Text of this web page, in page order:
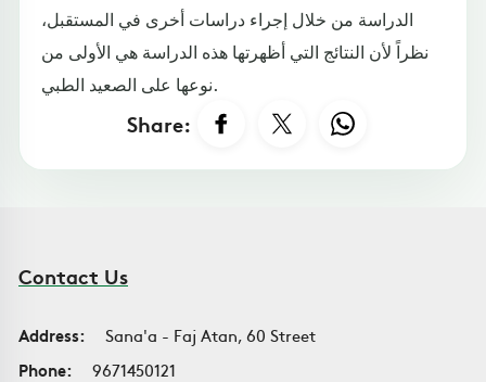
الدراسة من خلال إجراء دراسات أخرى في المستقبل،
نظراً لأن النتائج التي أظهرتها هذه الدراسة هي الأولى من
نوعها على الصعيد الطبي.
Share:
Contact Us
Address:
Sana'a - Faj Atan, 60 Street
Phone:
9671450121